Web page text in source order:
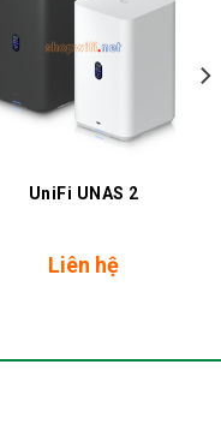
UniFi UNAS 2
Liên hệ